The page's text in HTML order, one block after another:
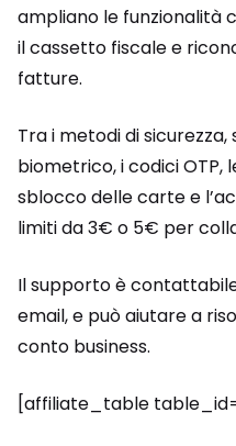
ampliano le funzionalità
il cassetto fiscale e
fatture.
Tra i metodi di
biometrico, i codici OTP,
sblocco delle carte e
limiti da 3€ o 5€ per
Il supporto è
email, e può aiutare a
conto business.
[affiliate_table